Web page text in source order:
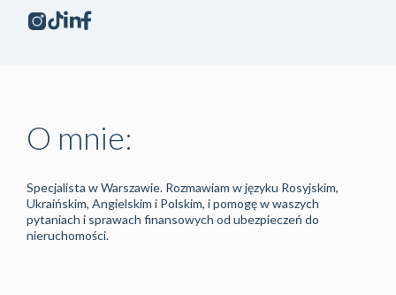
O mnie:
Specjalista w Warszawie. Rozmawiam w języku Rosyjskim,
Ukraińskim, Angielskim i Polskim, i pomogę w waszych
pytaniach i sprawach finansowych od ubezpieczeń do
nieruchomości.